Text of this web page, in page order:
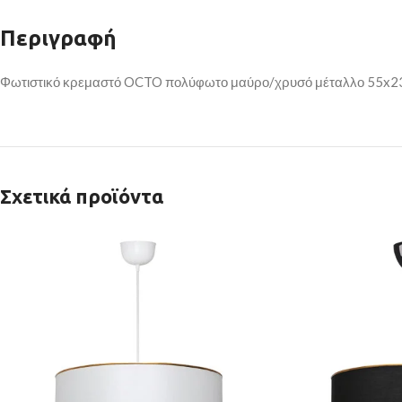
Περιγραφή
Φωτιστικό κρεμαστό OCTO πολύφωτο μαύρο/χρυσό μέταλλο
Σχετικά προϊόντα